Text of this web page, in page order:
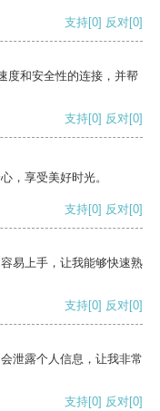
支持[0] 反对[0]
度和安全性的连接，并帮
支持[0] 反对[0]
，享受美好时光。
支持[0] 反对[0]
易上手，让我能够快速熟
支持[0] 反对[0]
泄露个人信息，让我非常
支持[0] 反对[0]